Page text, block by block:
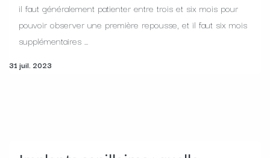
il faut généralement patienter entre trois et six mois pour
pouvoir observer une première repousse, et il faut six mois
supplémentaires ...
31 juil. 2023